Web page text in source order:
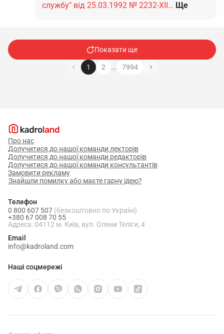
службу" від 25.03.1992 № 2232-ХІІ… Ще
Показати ще
1 2 … 7994
Про нас
Долучитися до нашої команди лекторів
Долучитися до нашої команди редакторів
Долучитися до нашої команди консультантів
Замовити рекламу
Знайшли помилку або маєте гарну ідею?
Телефон
0 800 607 507 (безкоштовно по Україні)
+380 67 008 70 55
Адреса: 04112 м. Київ, вул. Олени Теліги, 4
Email
info@kadroland.com
Наші соцмережі